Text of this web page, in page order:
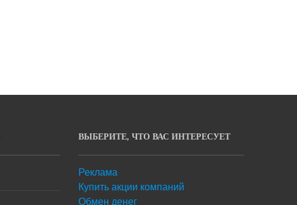
ВЫБЕРИТЕ, ЧТО ВАС ИНТЕРЕСУЕТ
Реклама
Купить акции компаний
Обмен денег